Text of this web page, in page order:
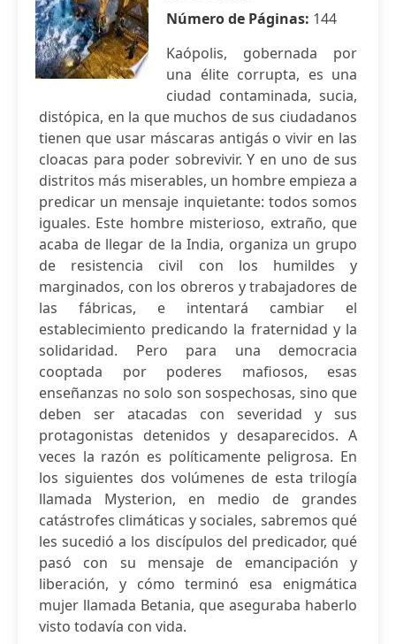
Número de Páginas: 144
Kaópolis, gobernada por
una élite corrupta, es una
ciudad contaminada, sucia,
distópica, en la que muchos de sus ciudadanos
tienen que usar máscaras antigás o vivir en las
cloacas para poder sobrevivir. Y en uno de sus
distritos más miserables, un hombre empieza a
predicar un mensaje inquietante: todos somos
iguales. Este hombre misterioso, extraño, que
acaba de llegar de la India, organiza un grupo
de resistencia civil con los humildes y
marginados, con los obreros y trabajadores de
las fábricas, e intentará cambiar el
establecimiento predicando la fraternidad y la
solidaridad. Pero para una democracia
cooptada por poderes mafiosos, esas
enseñanzas no solo son sospechosas, sino que
deben ser atacadas con severidad y sus
protagonistas detenidos y desaparecidos. A
veces la razón es políticamente peligrosa. En
los siguientes dos volúmenes de esta trilogía
llamada Mysterion, en medio de grandes
catástrofes climáticas y sociales, sabremos qué
les sucedió a los discípulos del predicador, qué
pasó con su mensaje de emancipación y
liberación, y cómo terminó esa enigmática
mujer llamada Betania, que aseguraba haberlo
visto todavía con vida.